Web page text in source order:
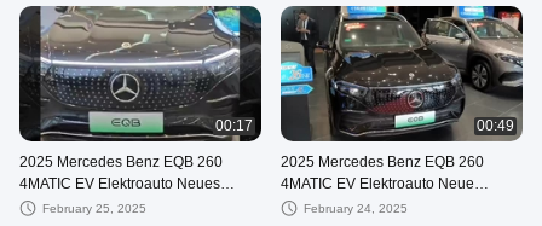
00:17
2025 Mercedes Benz EQB 260
4MATIC EV Elektroauto Neues
Energiefahrzeug Reiner 5-Sitzer
February 25, 2025
00:49
2025 Mercedes Benz EQB 260
4MATIC EV Elektroauto Neue
Energiefahrzeug 5 Sitz SUV
February 24, 2025